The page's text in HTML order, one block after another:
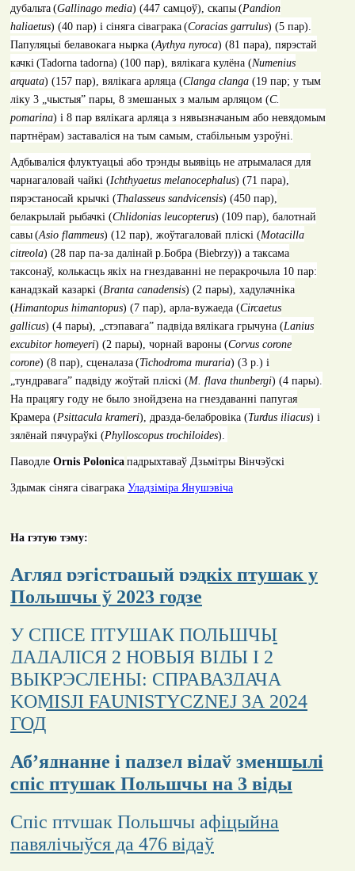
дубальта (Gallinago media) (447 самцоў), скапы (Pandion
haliaetus) (40 пар) i сіняга сіваграка (Coracias garrulus) (5 пар).
Папуляцыі белавокага нырка (Aythya nyroca) (81 пара), пярэстай
качкі (Tadorna tadorna) (100 пар), вялікага кулёна (Numenius
arquata) (157 пар), вялікага арляца (Clanga clanga(19 пар; у тым
ліку3 „чыстыя” пары, 8 змешаных з малым арляцом (C.
pomarina) i 8 пар вялікага арляца з нявызначаным або невядомым
партнёрам) заставаліся на тым самым, стабільным узроўні.
Адбываліся флуктуацыі або трэнды выявіць не атрымалася для
чарнагаловай чайкі (Ichthyaetus melanocephalus) (71 пара),
пярэстаносай крычкі (Thalasseus sandvicensis) (450 пар),
белакрылай рыбачкі (Chlidonias leucopterus) (109 пар), балотнай
савы (Asio flammeus) (12 пар), жоўтагаловай пліскі (Motacilla
citreola) (28 пар па-за далінай р.Бобра (Biebrzy)) а таксама
таксонаў, колькасць якіх на гнездаванні не перакрочыла 10 пар:
канадзкай казаркі (Branta canadensis) (2 пары), хадулачніка
(Himantopus himantopus) (7 пар), арла-вужаеда (Circaetus
gallicus) (4 пары), „стэпавага” падвіда вялікага грычуна (Lanius
excubitor homeyeri) (2 пары), чорнай вароны (Corvus corone
corone) (8 пар), сценалаза (Tichodroma muraria) (3 p.) i
„тундравага” падвіду жоўтай пліскі (M. flava thunbergi) (4 пары).
На працягу году не было знойдзена на гнездаванні папугая
Крамера (Psittacula krameri), дразда-белабровіка (Turdus iliacus) і
зялёнай пячураўкі (Phylloscopus trochiloides).
Паводле Ornis Polonica падрыхтаваў Дзьмітры Вінчэўскі
Здымак сіняга сіваграка Уладзіміра Янушэвіча
На гэтую тэму:
Агляд рэгістрацый рэдкіх птушак у
Польшчы ў 2023 годзе
У СПІСЕ ПТУШАК ПОЛЬШЧЫ
ДАДАЛІСЯ 2 НОВЫЯ ВІДЫ І 2
ВЫКРЭСЛЕНЫ: СПРАВАЗДАЧА
KOMISJI FAUNISTYCZNEJ ЗА 2024
ГОД
Аб’яднанне і падзел відаў зменшылі
спіс птушак Польшчы на 3 віды
Спіс птушак Польшчы афіцыйна
павялічыўся да 476 відаў